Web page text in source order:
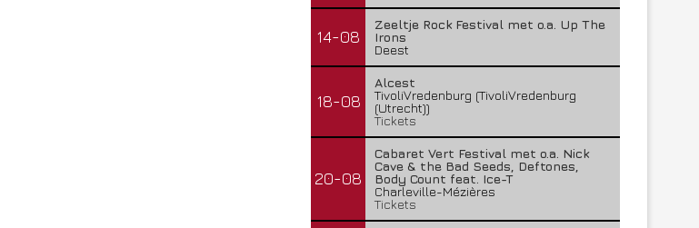
14-08
Zeeltje Rock Festival met o.a. Up The
Irons
Deest
18-08
Alcest
TivoliVredenburg (TivoliVredenburg
(Utrecht))
Tickets
20-08
Cabaret Vert Festival met o.a. Nick
Cave & the Bad Seeds, Deftones,
Body Count feat. Ice-T
Charleville-Mézières
Tickets